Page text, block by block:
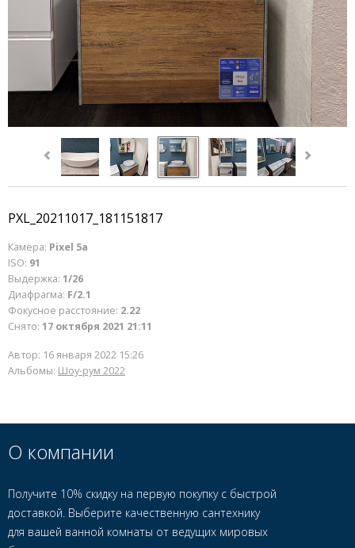
PXL_20211017_181151817
Камера: Pixel 5a
ISO: 91
Выдержка: 1/26
Диафрагма: F/2.1
Фокусное расстояние: 2.22
Снято: 17 октября 2021 21:11
Автор: 16 января 2022 15:26
Альбомы: Шоу-рум 2022
О компании
Получите 10% скидку на первую покупку с быстрой
доставкой. Выберите качественную сантехнику
для вашей ванной комнаты от ведущих мировых